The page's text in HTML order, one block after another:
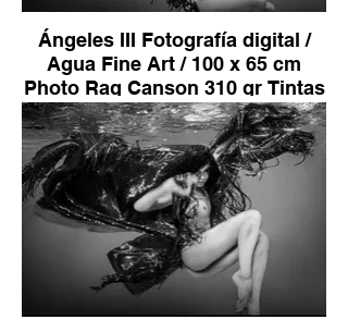
Ángeles III Fotografía digital /
Agua Fine Art / 100 x 65 cm
Photo Rag Canson 310 gr Tintas
Pig sobre Dibond Aluminio
Bastidor de Madera Edición de
10 2.500 €